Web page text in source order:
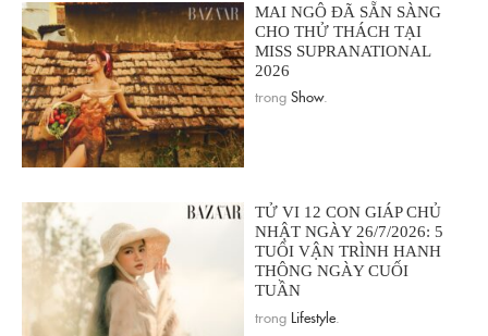
MAI NGÔ ĐÃ SẴN SÀNG
CHO THỬ THÁCH TẠI
MISS SUPRANATIONAL
2026
trong Show.
TỬ VI 12 CON GIÁP CHỦ
NHẬT NGÀY 26/7/2026: 5
TUỔI VẬN TRÌNH HANH
THÔNG NGÀY CUỐI
TUẦN
trong Lifestyle